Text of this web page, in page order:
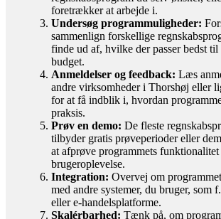
foretrækker at arbejde i.
Undersøg programmuligheder:
sammenlign forskellige
finde ud af, hvilke der passer bedst
budget.
Anmeldelser og feedback: Læs
andre virksomheder i Thorshøj eller
for at få indblik i, hvordan
praksis.
Prøv en demo: De fleste
tilbyder gratis prøveperioder eller
at afprøve programmets
brugeroplevelse.
Integration: Overvej om
med andre systemer, du bruger, som
eller e-handelsplatforme.
Skalérbarhed: Tænk på, om